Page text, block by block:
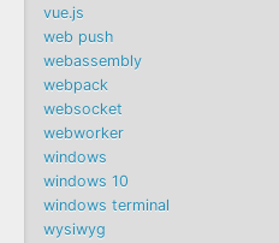
vue.js
web push
webassembly
webpack
websocket
webworker
windows
windows 10
windows terminal
wysiwyg